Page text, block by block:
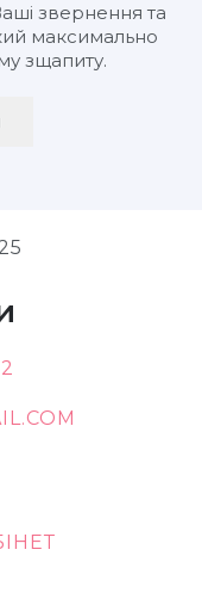
звернення та
максимально
зщапиту.